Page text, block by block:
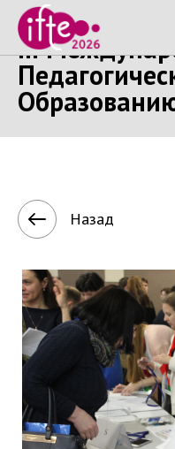
III
Назад